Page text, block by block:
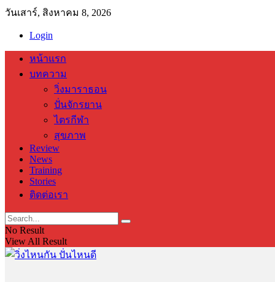
วันเสาร์, สิงหาคม 8, 2026
Login
หน้าแรก
บทความ
วิ่งมาราธอน
ปั่นจักรยาน
ไตรกีฬา
สุขภาพ
Review
News
Training
Stories
ติดต่อเรา
No Result
View All Result